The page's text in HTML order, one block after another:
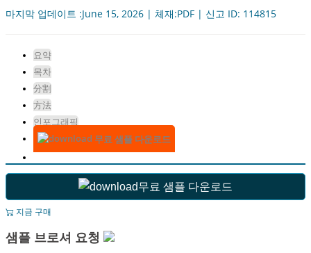
마지막 업데이트 :June 15, 2026 | 체재:PDF | 신고 ID: 114815
요약
목차
分割
方法
인포그래픽
무료 샘플 다운로드
무료 샘플 다운로드
지금 구매
샘플 브로셔 요청